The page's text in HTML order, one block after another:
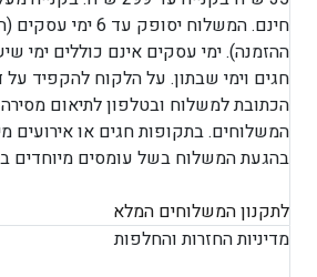
חינם. המשלוח יסופק
ההזמנה). ימי עסקים אינם כוללים ימי
חגים וימי שבתון. על הלקוח להקפיד על
הכתובת למשלוח ובטלפון לתיאום
המשלוחים. בתקופות חגים או אירועים
בהגעת המשלוח בשל עומסים מיוחדים
לתקנון המשלוחים המלא
מדיניות החזרות והחלפות